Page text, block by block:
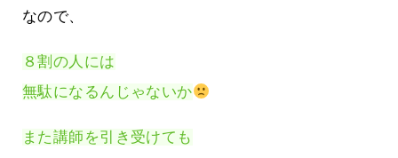
なので、
８割の人には
無駄になるんじゃないか
また講師を引き受けても